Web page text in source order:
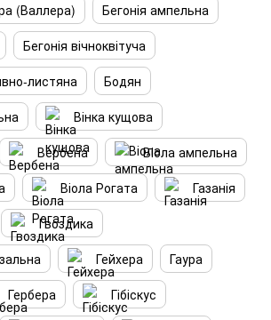
(Валлера)
Бегонія ампельна
Бегонія вічноквітуча
листяна
Бодян
Вінка кущова
Вербена
Віола ампельна
Віола Рогата
Газанія
Гвоздика
Гейхера
Гаура
Гербера
Гібіскус